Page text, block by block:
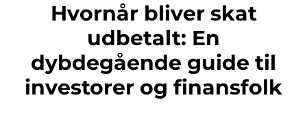
Hvornår bliver skat
udbetalt: En
dybdegående guide til
investorer og finansfolk